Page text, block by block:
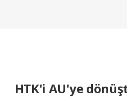
HTK'i AU'ye